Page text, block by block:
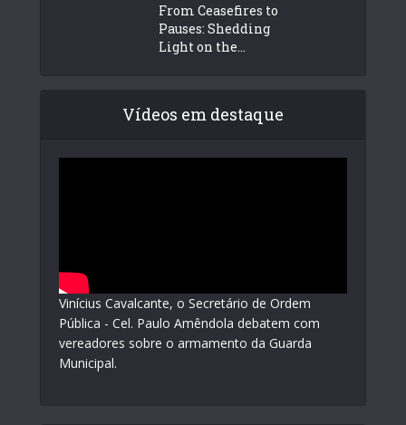
From Ceasefires to
Pauses: Shedding
Light on the...
Vídeos em destaque
Vinícius Cavalcante, o Secretário de Ordem
Pública - Cel. Paulo Amêndola debatem com
vereadores sobre o armamento da Guarda
Municipal.